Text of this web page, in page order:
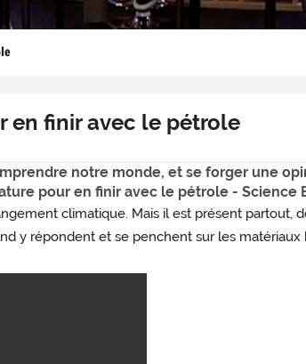
en finir avec le pétrole
notre monde, et se forger une
pour en finir avec le pétrole - Science
climatique. Mais il est présent partout,
y répondent et se penchent sur les matériaux